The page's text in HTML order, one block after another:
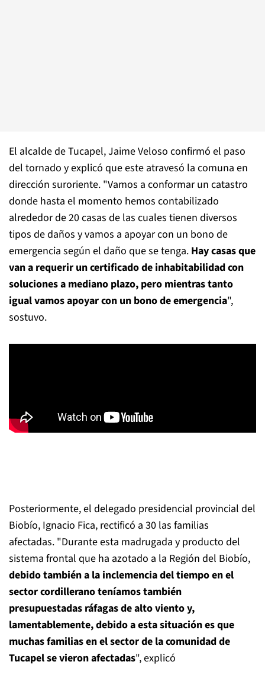
El alcalde de Tucapel, Jaime Veloso confirmó el paso
del tornado y explicó que este atravesó la comuna en
dirección suroriente. "Vamos a conformar un catastro
donde hasta el momento hemos contabilizado
alrededor de 20 casas de las cuales tienen diversos
tipos de daños y vamos a apoyar con un bono de
emergencia según el daño que se tenga. Hay casas que
van a requerir un certificado de inhabitabilidad con
soluciones a mediano plazo, pero mientras tanto
igual vamos apoyar con un bono de emergencia",
sostuvo.
Posteriormente, el delegado presidencial provincial del
Biobío, Ignacio Fica, rectificó a 30 las familias
afectadas. "Durante esta madrugada y producto del
sistema frontal que ha azotado a la Región del Biobío,
debido también a la inclemencia del tiempo en el
sector cordillerano teníamos también
presupuestadas ráfagas de alto viento y,
lamentablemente, debido a esta situación es que
muchas familias en el sector de la comunidad de
Tucapel se vieron afectadas", explicó